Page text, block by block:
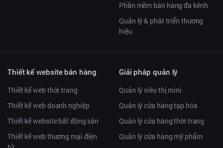
Phần mềm bán hàng đa kênh
Quản lý & phát triển thương
hiệu
Thiết kế website bán hàng
Thiết kế web thời trang
Thiết kế web doanh nghiệp
Thiết kế website bất động sản
Thiết kế web thương mại điện
Giải pháp quản lý
Quản lý siêu thị mini
Quản lý cửa hàng tạp hóa
Quản lý cửa hàng thời trang
Quản lý cửa hàng mỹ phẩm